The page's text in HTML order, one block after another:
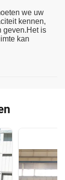
we uw
kennen,
geven.Het is
kan